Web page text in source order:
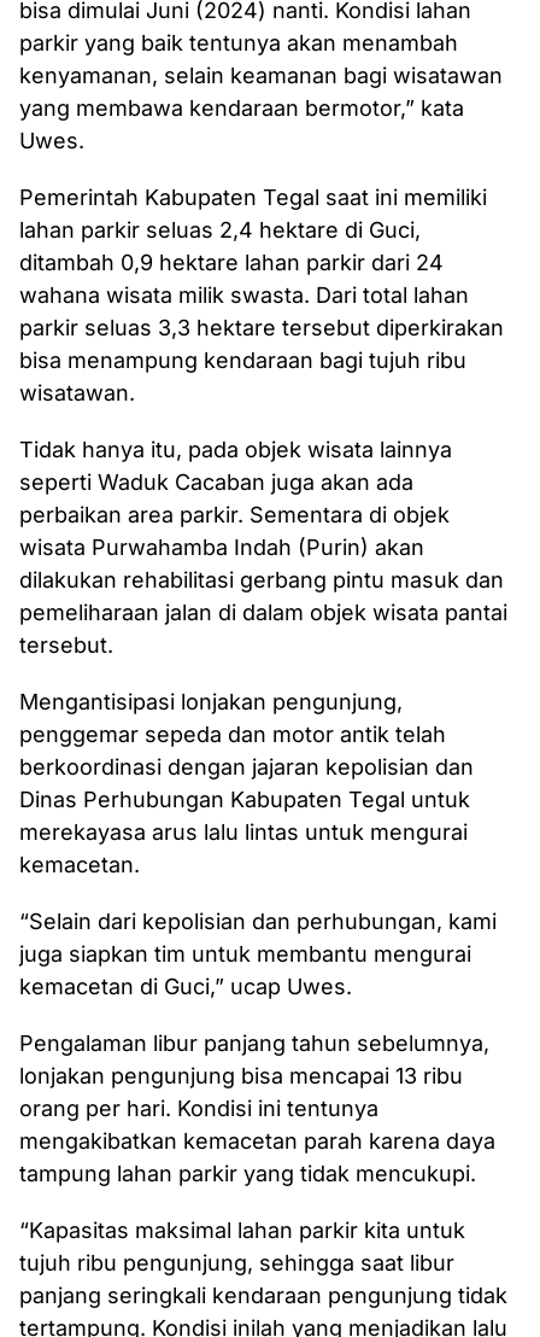
bisa dimulai Juni (2024) nanti. Kondisi lahan
parkir yang baik tentunya akan menambah
kenyamanan, selain keamanan bagi wisatawan
yang membawa kendaraan bermotor,” kata
Uwes.
Pemerintah Kabupaten Tegal saat ini memiliki
lahan parkir seluas 2,4 hektare di Guci,
ditambah 0,9 hektare lahan parkir dari 24
wahana wisata milik swasta. Dari total lahan
parkir seluas 3,3 hektare tersebut diperkirakan
bisa menampung kendaraan bagi tujuh ribu
wisatawan.
Tidak hanya itu, pada objek wisata lainnya
seperti Waduk Cacaban juga akan ada
perbaikan area parkir. Sementara di objek
wisata Purwahamba Indah (Purin) akan
dilakukan rehabilitasi gerbang pintu masuk dan
pemeliharaan jalan di dalam objek wisata pantai
tersebut.
Mengantisipasi lonjakan pengunjung,
penggemar sepeda dan motor antik telah
berkoordinasi dengan jajaran kepolisian dan
Dinas Perhubungan Kabupaten Tegal untuk
merekayasa arus lalu lintas untuk mengurai
kemacetan.
“Selain dari kepolisian dan perhubungan, kami
juga siapkan tim untuk membantu mengurai
kemacetan di Guci,” ucap Uwes.
Pengalaman libur panjang tahun sebelumnya,
lonjakan pengunjung bisa mencapai 13 ribu
orang per hari. Kondisi ini tentunya
mengakibatkan kemacetan parah karena daya
tampung lahan parkir yang tidak mencukupi.
“Kapasitas maksimal lahan parkir kita untuk
tujuh ribu pengunjung, sehingga saat libur
panjang seringkali kendaraan pengunjung tidak
tertampung. Kondisi inilah yang menjadikan lalu